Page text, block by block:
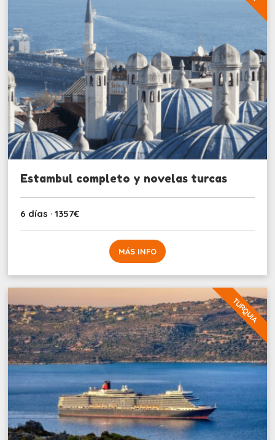
Estambul completo y novelas turcas
6 días · 1357€
MÁS INFO
TURQUIA